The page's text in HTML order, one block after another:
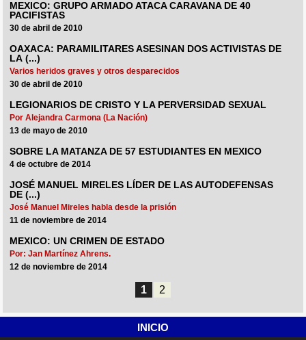
MEXICO: GRUPO ARMADO ATACA CARAVANA DE 40
PACIFISTAS
30 de abril de 2010
OAXACA: PARAMILITARES ASESINAN DOS ACTIVISTAS DE
LA (...)
Varios heridos graves y otros desparecidos
30 de abril de 2010
LEGIONARIOS DE CRISTO Y LA PERVERSIDAD SEXUAL
Por Alejandra Carmona (La Nación)
13 de mayo de 2010
SOBRE LA MATANZA DE 57 ESTUDIANTES EN MEXICO
4 de octubre de 2014
JOSÉ MANUEL MIRELES LÍDER DE LAS AUTODEFENSAS
DE (...)
José Manuel Mireles habla desde la prisión
11 de noviembre de 2014
MEXICO: UN CRIMEN DE ESTADO
Por: Jan Martínez Ahrens.
12 de noviembre de 2014
1 2
INICIO